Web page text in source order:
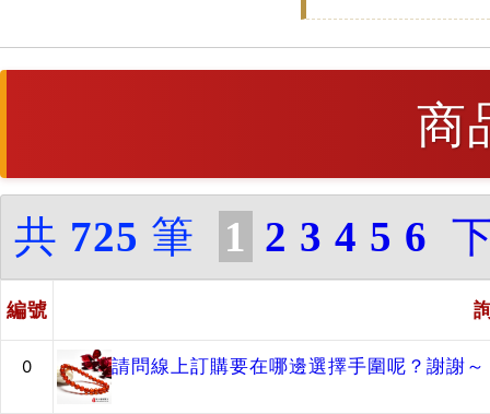
商
共 725 筆 1 2 3 4 5 6
編號
0 請問線上訂購要在哪邊選擇手圍呢？謝謝～